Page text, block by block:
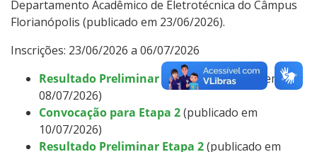
Departamento Acadêmico de Eletrotécnica do Câmpus
Florianópolis (publicado em 23/06/2026).
Inscrições: 23/06/2026 a 06/07/2026
Resultado Preliminar Etapa 1(publicado em
08/07/2026)
Convocação para Etapa 2(publicado em
10/07/2026)
Resultado Preliminar Etapa 2(publicado em